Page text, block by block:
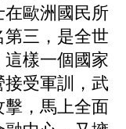
歐洲國民所
三，是全世
樣一個國家
受軍訓，武
，馬上全面